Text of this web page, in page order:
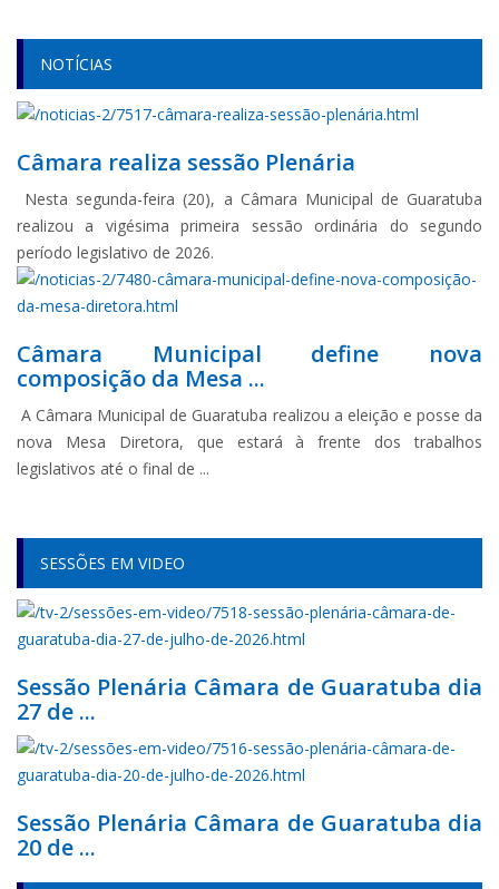
NOTÍCIAS
Câmara realiza sessão Plenária
Nesta segunda-feira (20), a Câmara Municipal de Guaratuba
realizou a vigésima primeira sessão ordinária do segundo
período legislativo de 2026.
Câmara Municipal define nova
composição da Mesa ...
A Câmara Municipal de Guaratuba realizou a eleição e posse da
nova Mesa Diretora, que estará à frente dos trabalhos
legislativos até o final de ...
SESSÕES EM VIDEO
Sessão Plenária Câmara de Guaratuba dia
27 de ...
Sessão Plenária Câmara de Guaratuba dia
20 de ...